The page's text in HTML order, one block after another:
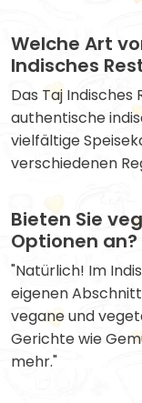
Welche Art
Indisches
Das Taj
authentische
vielfältige
verschiedenen
Bieten Sie
Optionen an?
"Natürlich! Im
eigenen
vegane und
Gerichte wie
mehr."